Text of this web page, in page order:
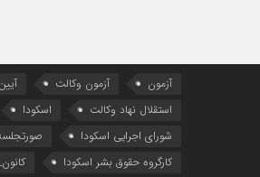
آزمون آزمون وکالت
استقلال نهاد وکالت
اسکودا
شورای اجرایی اسکودا
کارگروه حقوق بشر اسکودا